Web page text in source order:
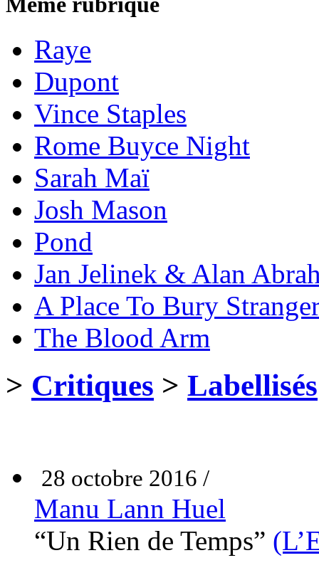
Raye
Dupont
Vince Staples
Rome Buyce Night
Sarah Maï
Josh Mason
Pond
Jan Jelinek & Alan
A Place To Bury
The Blood Arm
> Critiques > Labellisés
28 octobre 2016 /
Manu Lann Huel
“Un Rien de Temps”